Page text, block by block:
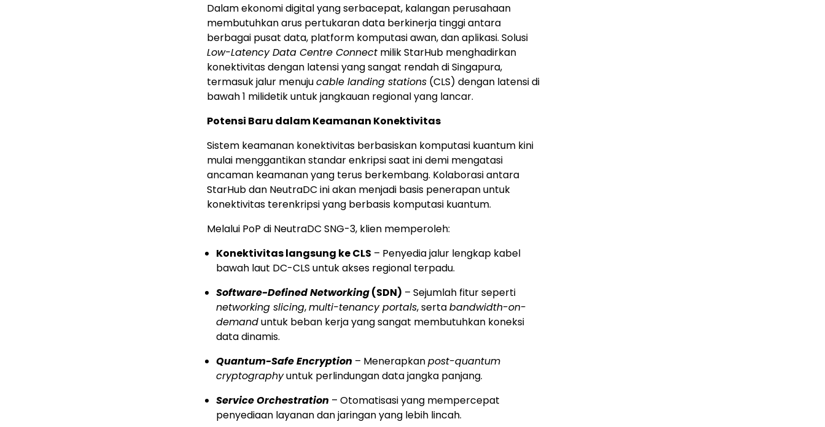
Dalam ekonomi digital yang serbacepat, kalangan perusahaan
membutuhkan arus pertukaran data berkinerja tinggi antara
berbagai pusat data, platform komputasi awan, dan aplikasi. Solusi
Low-Latency Data Centre Connect milik StarHub menghadirkan
konektivitas dengan latensi yang sangat rendah di Singapura,
termasuk jalur menujucable landing stations (CLS) dengan latensi di
bawah 1 milidetik untuk jangkauan regional yang lancar.
Potensi Baru dalam Keamanan Konektivitas
Sistem keamanan konektivitas berbasiskan komputasi kuantum kini
mulai menggantikan standar enkripsi saat ini demi mengatasi
ancaman keamanan yang terus berkembang. Kolaborasi antara
StarHub dan NeutraDC ini akan menjadi basis penerapan untuk
konektivitas terenkripsi yang berbasis komputasi kuantum.
Melalui PoP di NeutraDC SNG-3, klien memperoleh:
Konektivitas langsung ke CLS – Penyedia jalur lengkap kabel
bawah laut DC-CLS untuk akses regional terpadu.
Software-Defined Networking(SDN) – Sejumlah fitur seperti
networking slicing,multi-tenancy portals, sertabandwidth-on-
demanduntuk beban kerja yang sangat membutuhkan koneksi
data dinamis.
Quantum-Safe Encryption – Menerapkanpost-quantum
cryptographyuntuk perlindungan data jangka panjang.
Service Orchestration – Otomatisasi yang mempercepat
penyediaan layanan dan jaringan yang lebih lincah.